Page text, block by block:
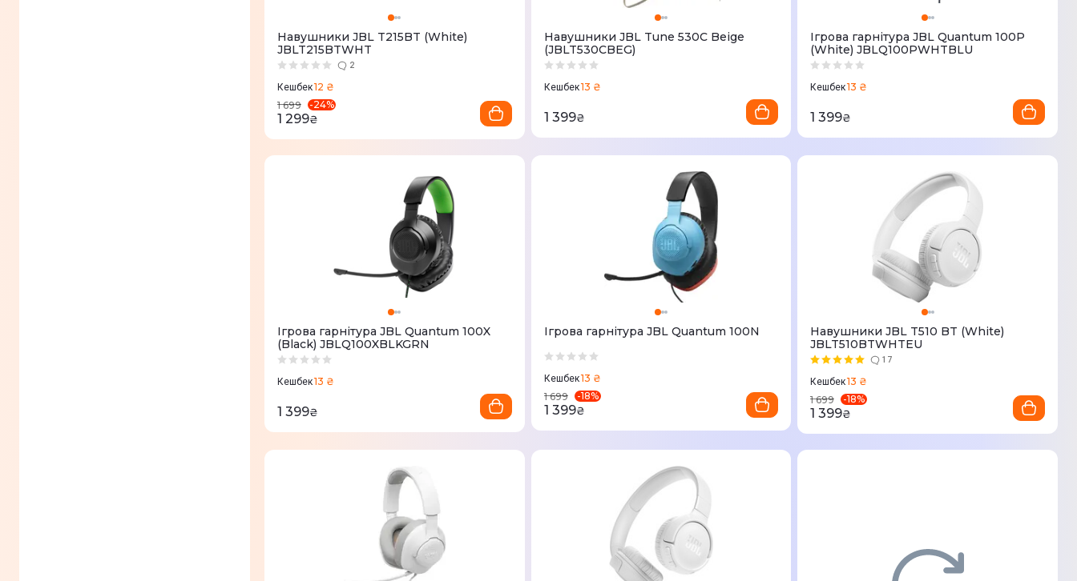
Навушники JBL T215BT (White)
JBLT215BTWHT
2
Кешбек12 ₴
1 699
-24%
1 299₴
Навушники JBL Tune 530C Beige
(JBLT530CBEG)
Кешбек13 ₴
1 399₴
Ігрова гарнітура JBL Quantum 100P
(White) JBLQ100PWHTBLU
Кешбек13 ₴
1 399₴
Ігрова гарнітура JBL Quantum 100X
(Black) JBLQ100XBLKGRN
Кешбек13 ₴
1 399₴
Ігрова гарнітура JBL Quantum 100N
Кешбек13 ₴
1 699
-18%
1 399₴
Навушники JBL T510 BT (White)
JBLT510BTWHTEU
17
Кешбек13 ₴
1 699
-18%
1 399₴